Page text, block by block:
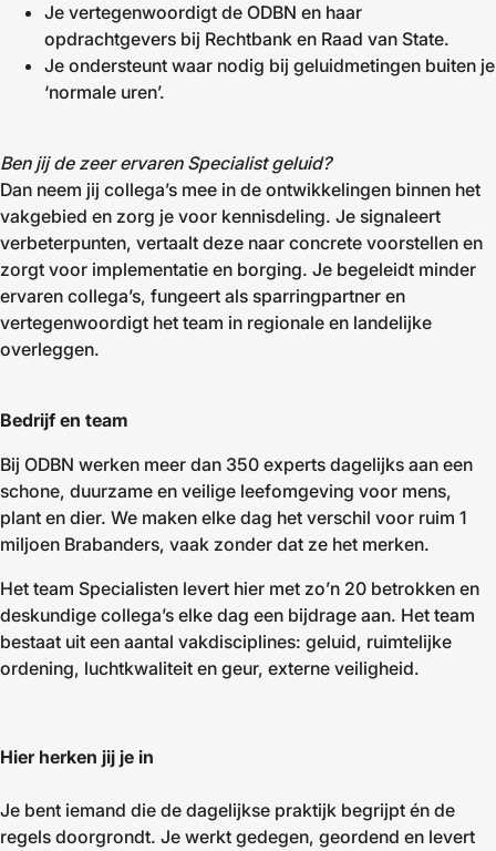
Je vertegenwoordigt de ODBN en haar
opdrachtgevers bij Rechtbank en Raad van State.
Je ondersteunt waar nodig bij geluidmetingen buiten je
‘normale uren’.
Ben jij de zeer ervaren Specialist geluid?
Dan neem jij collega’s mee in de ontwikkelingen binnen het
vakgebied en zorg je voor kennisdeling. Je signaleert
verbeterpunten, vertaalt deze naar concrete voorstellen en
zorgt voor implementatie en borging. Je begeleidt minder
ervaren collega’s, fungeert als sparringpartner en
vertegenwoordigt het team in regionale en landelijke
overleggen.
Bedrijf en team
Bij ODBN werken meer dan 350 experts dagelijks aan een
schone, duurzame en veilige leefomgeving voor mens,
plant en dier. We maken elke dag het verschil voor ruim 1
miljoen Brabanders, vaak zonder dat ze het merken.
Het team Specialisten levert hier met zo’n 20 betrokken en
deskundige collega’s elke dag een bijdrage aan. Het team
bestaat uit een aantal vakdisciplines: geluid, ruimtelijke
ordening, luchtkwaliteit en geur, externe veiligheid.
Hier herken jij je in
Je bent iemand die de dagelijkse praktijk begrijpt én de
regels doorgrondt. Je werkt gedegen, geordend en levert